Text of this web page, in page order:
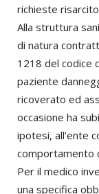
richieste
Alla struttura
di natura
1218 del codice
paziente
ricoverato ed
occasione ha
ipotesi, all’ente
comportamento
Per il medico
una specifica